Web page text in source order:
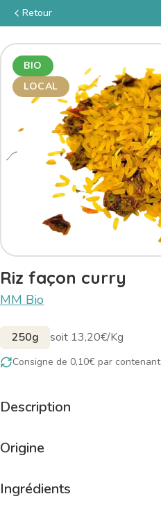
Retour
BIO
LOCAL
Riz façon curry
MM Bio
250g soit 13,20€/Kg
Consigne de 0,10€ par contenant
Description
Origine
Ingrédients